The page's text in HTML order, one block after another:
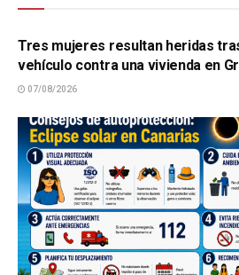
SUCESOS
Tres mujeres resultan heridas
vehículo contra una vivienda en
07/08/2026